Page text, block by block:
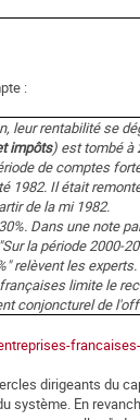
:
rentabilité se
impôts) est tombé à
de comptes
1982. Il était
de la mi 1982.
Dans une note
la période 2000-
relèvent les
limite le
conjoncturel de
dirigeants du
système. En